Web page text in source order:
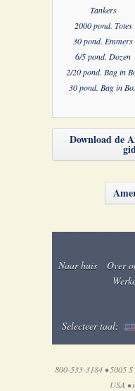
Tankers
2000 pond. Totes
30 pond. Emmers
6/5 pond. Dozen
2/20 pond. Bag in
30 pond. Bag in
Download de
Naar huis Over
Selecteer taal:
800-533-3184 • 5005
USA •